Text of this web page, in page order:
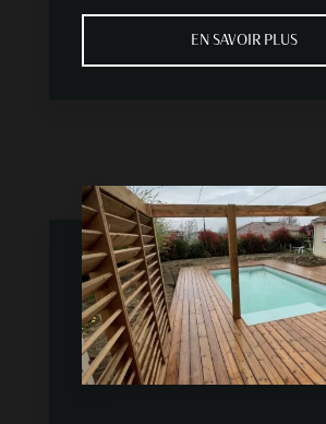
EN SAVOIR PLUS